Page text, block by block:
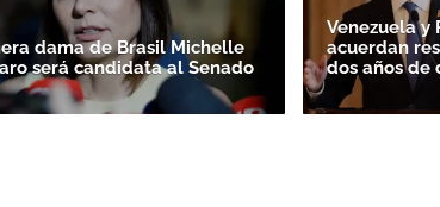
dama de Brasil Michelle
será candidata al Senado
Venezuela y
acuerdan
dos años de